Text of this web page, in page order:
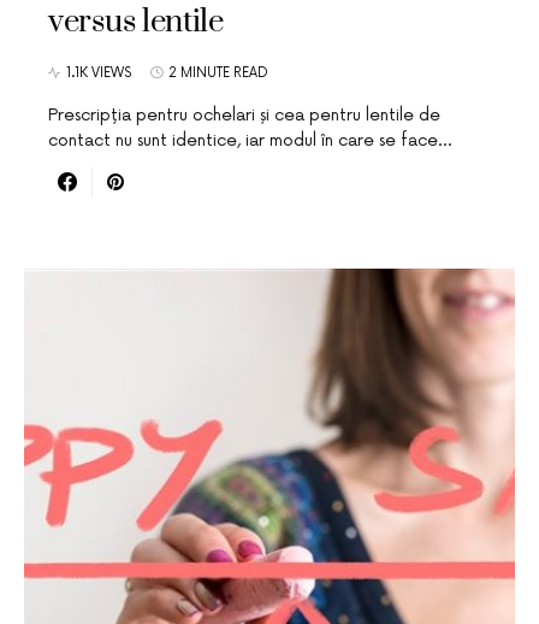
versus lentile
1.1K VIEWS 2 MINUTE READ
Prescripția pentru ochelari și cea pentru lentile de
contact nu sunt identice, iar modul în care se face…